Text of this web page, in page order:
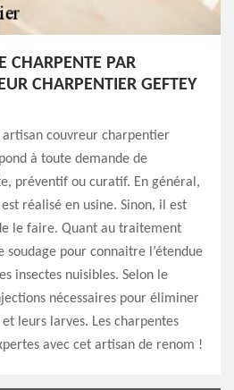
CHARPENTE PAR
CHARPENTIER GEFTEY
couvreur charpentier
à toute demande de
préventif ou curatif. En général,
réalisé en usine. Sinon, il est
le faire. Quant au traitement
pour connaitre l’étendue
insectes nuisibles. Selon le
nécessaires pour éliminer
et leurs larves. Les charpentes
avec cet artisan de renom !